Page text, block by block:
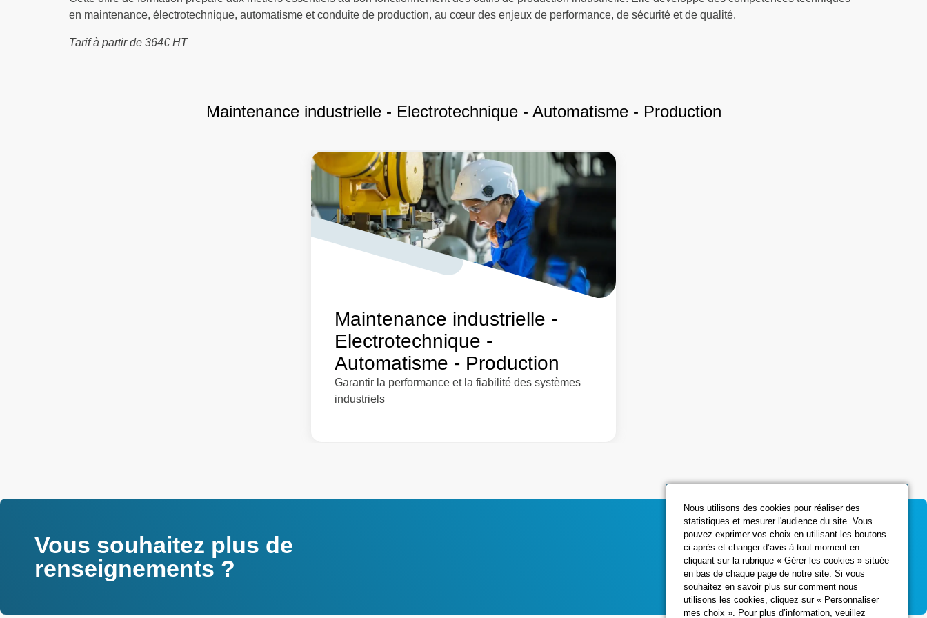
en maintenance, électrotechnique, automatisme et conduite de production, au cœur des enjeux de performance, de sécurité et de qualité.
Tarif à partir de 364€ HT
Maintenance industrielle - Electrotechnique - Automatisme - Production
Maintenance industrielle -
Electrotechnique -
Automatisme - Production
Garantir la performance et la fiabilité des systèmes
industriels
Vous souhaitez plus de
renseignements ?
Contactez-nous
Nous utilisons des cookies pour réaliser des
statistiques et mesurer l'audience du site. Vous
pouvez exprimer vos choix en utilisant les boutons
ci-après et changer d’avis à tout moment en
cliquant sur la rubrique « Gérer les cookies » située
en bas de chaque page de notre site. Si vous
souhaitez en savoir plus sur comment nous
utilisons les cookies, cliquez sur « Personnaliser
mes choix ». Pour plus d’information, veuillez